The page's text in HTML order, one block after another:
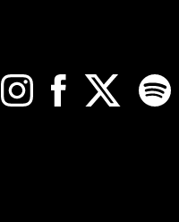
InstagramFacebook
X Spotify